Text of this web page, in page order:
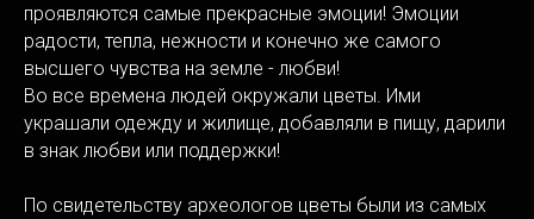
проявляются самые прекрасные эмоции! Эмоции
радости, тепла, нежности и конечно же самого
высшего чувства на земле - любви!
Во все времена людей окружали цветы. Ими
украшали одежду и жилище, добавляли в пищу, дарили
в знак любви или поддержки!
По свидетельству археологов цветы были из самых